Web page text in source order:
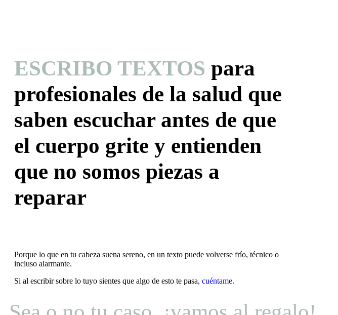
ESCRIBO TEXTOS para
profesionales de la salud que
saben escuchar antes de que
el cuerpo grite y entienden
que no somos piezas a
reparar
Porque lo que en tu cabeza suena sereno, en un texto puede volverse frío, técnico o
incluso alarmante.
Si al escribir sobre lo tuyo sientes que algo de esto te pasa, cuéntame.